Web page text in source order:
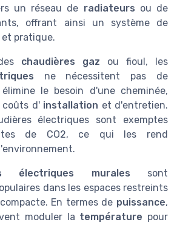
un réseau de radiateurs ou de
offrant ainsi un système de
pratique.
chaudières gaz ou fioul, les
ne nécessitent pas de
le besoin d'une cheminée,
coûts d' installation et d'entretien.
électriques sont exemptes
de CO2, ce qui les rend
électriques murales sont
dans les espaces restreints
En termes de puissance,
moduler la température pour